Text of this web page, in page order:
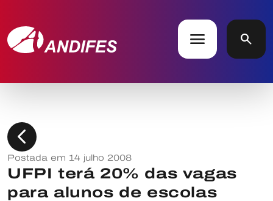
menu search
chevron_left
Postada em 14 julho 2008
UFPI terá 20% das vagas
para alunos de escolas